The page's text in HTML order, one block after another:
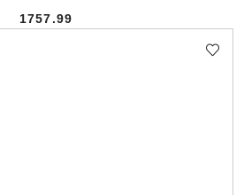
Cena:
1757.99